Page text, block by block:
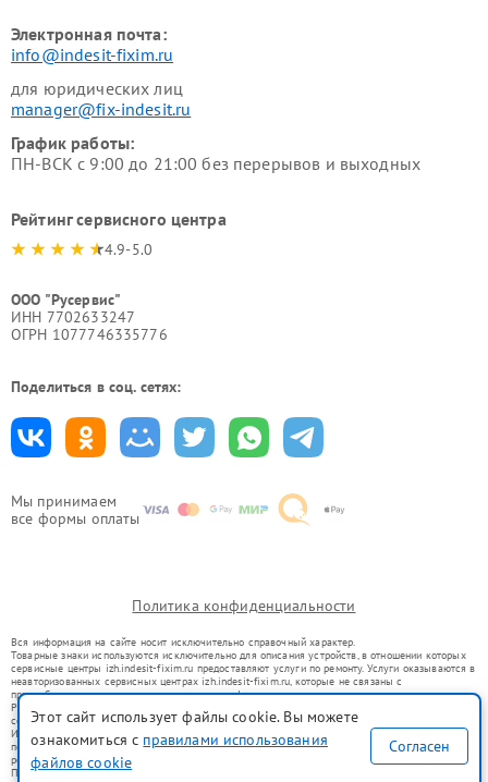
Мы принимаем
все формы оплаты
Электронная почта:
info@indesit-fixim.ru
для юридических лиц
manager@fix-indesit.ru
График работы:
ПН-ВСК с 9:00 до 21:00 без перерывов и выходных
Рейтинг сервисного центра
4.9-5.0
ООО "Русервис"
ИНН 7702633247
ОГРН 1077746335776
Поделиться в соц. сетях:
Политика конфиденциальности
Вся информация на сайте носит исключительно справочный характер.
Товарные знаки используются исключительно для описания устройств, в отношении которых
сервисные центры izh.indesit-fixim.ru предоставляют услуги по ремонту. Услуги оказываются в
неавторизованных сервисных центрах izh.indesit-fixim.ru, которые не связаны с
правообладателями товарных знаков или их официальными представителями.
Ремонт осуществляется для устройств, уже введенных в гражданский оборот в соответствии
со статьей 1487 ГК РФ.
Использование товарных знаков не преследует цели индивидуализации услуг или введения
потребителей в заблуждение, а служит для информирования о предоставляемых услугах по
ремонту техники указанных брендов.
Представленная на сайте информация не является публичной офертой, определяемой
Этот сайт использует файлы cookie. Вы можете
ознакомиться с правилами использования
файлов cookie
Согласен